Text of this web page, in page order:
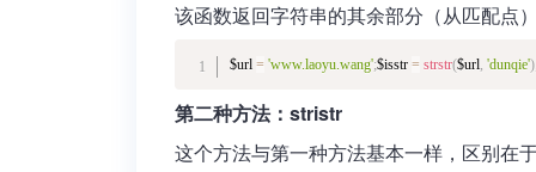
该函数返回字符串的其余部分（从匹配点
$url = 'www.laoyu.wang';$isstr = strstr($url, 'dunqie')
第二种方法：stristr
这个方法与第一种方法基本一样，区别在